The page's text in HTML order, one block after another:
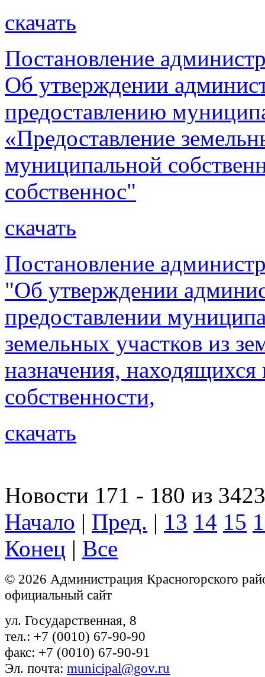
скачать
Постановление
Об утверждении
предоставлению
«Предоставление
муниципальной
собственнос"
скачать
Постановление
"Об утверждении
предоставлении
земельных участков из
назначения,
собственности,
скачать
Новости 171 - 180 из 3423
Начало | Пред. | 13 14 15
Конец | Все
© 2026 Администрация Красногорского
официальный сайт
ул. Государственная, 8
тел.: +7 (0010) 67-90-90
факс: +7 (0010) 67-90-91
Эл. почта: municipal@gov.ru